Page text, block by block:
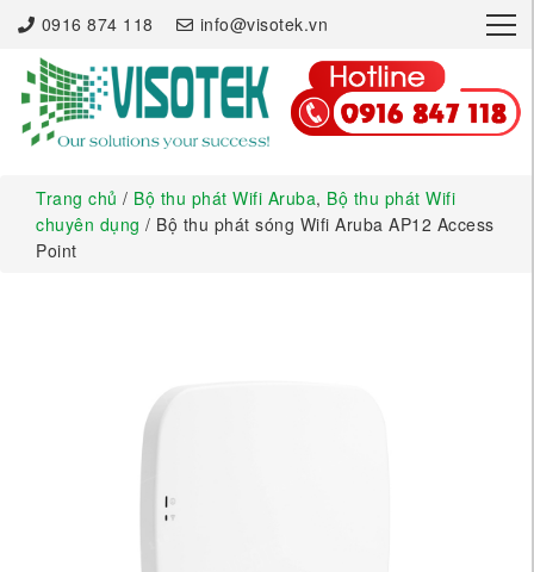
0916 874 118 info@visotek.vn ×
Trang chủ / Bộ thu phát Wifi Aruba, Bộ thu phát Wifi
chuyên dụng / Bộ thu phát sóng Wifi Aruba AP12 Access
Point